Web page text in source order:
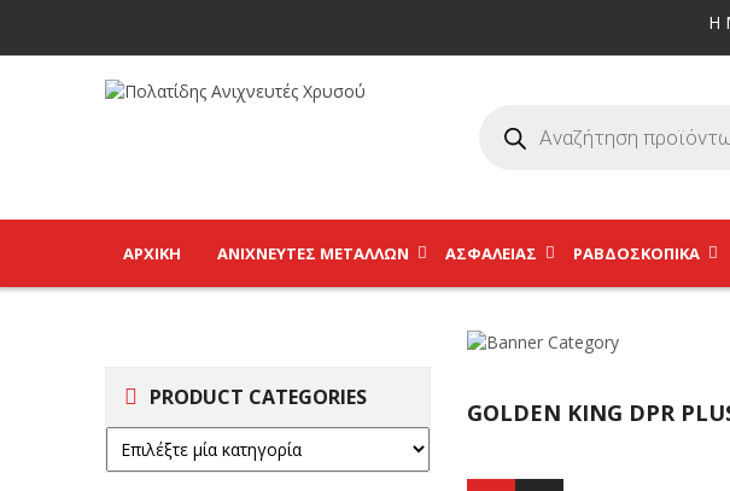
Η
ΑΡΧΙΚΉ ΑΝΙΧΝΕΥΤΈΣ ΜΕΤΆΛΛΩΝ ΑΣΦΑΛΕΊΑΣ ΡΑΒΔΟΣΚΟΠΙΚΆ
PRODUCT CATEGORIES
GOLDEN KING DPR